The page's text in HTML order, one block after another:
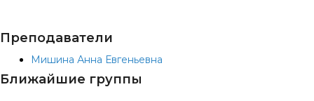
Преподаватели
Мишина Анна Евгеньевна
Ближайшие группы